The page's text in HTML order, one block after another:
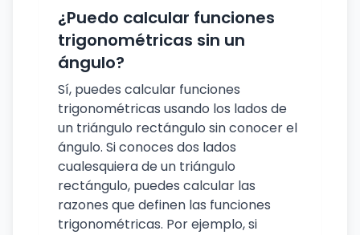
¿Puedo calcular funciones
trigonométricas sin un
ángulo?
Sí, puedes calcular funciones
trigonométricas usando los lados de
un triángulo rectángulo sin conocer el
ángulo. Si conoces dos lados
cualesquiera de un triángulo
rectángulo, puedes calcular las
razones que definen las funciones
trigonométricas. Por ejemplo, si